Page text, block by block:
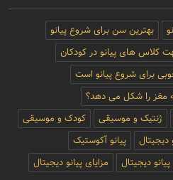
بهترین سن برای شروع پیانو
کلاس های پیانو در کودکان
برای شروع پیانو است
مغز را شکل می دهد؟
ژنتیک و موسیقی
کودک و موسیقی
دیجیتال
پیانو آکوستیک
دیجیتال
مزایای پیانو دیجیتال